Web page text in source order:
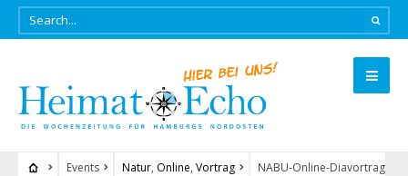
Events Natur, Online, Vortrag
NABU-Online-Diavortrag